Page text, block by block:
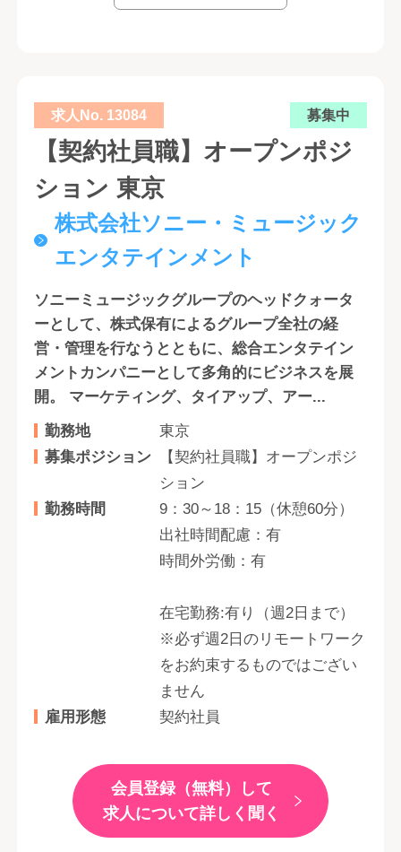
求人No. 13084 募集中
【契約社員職】オープンポジ
ション 東京
株式会社ソニー・ミュージック
エンタテインメント
ソニーミュージックグループのヘッドクォータ
ーとして、株式保有によるグループ全社の経
営・管理を行なうとともに、総合エンタテイン
メントカンパニーとして多角的にビジネスを展
開。 マーケティング、タイアップ、アー...
勤務地
東京
募集ポジション
【契約社員職】オープンポジ
ション
勤務時間
9：30～18：15（休憩60分）
出社時間配慮：有
時間外労働：有
在宅勤務:有り（週2日まで）
※必ず週2日のリモートワーク
をお約束するものではござい
ません
雇用形態
契約社員
会員登録（無料）して
求人について詳しく聞く